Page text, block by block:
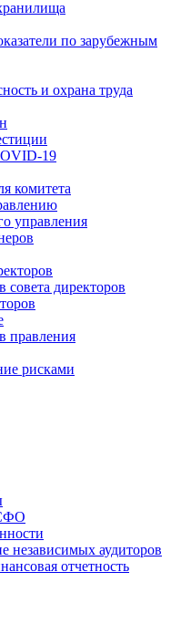
по зарубежным
и охрана труда
комитета
управления
совета директоров
правления
рисками
независимых аудиторов
отчетность